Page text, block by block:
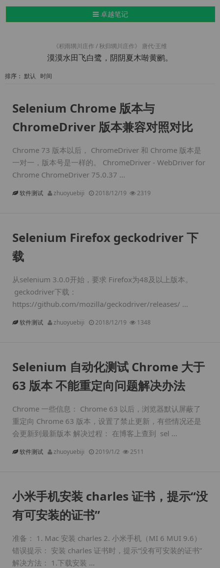
导航切换
卓越笔记
《积雨辋川庄作 / 秋归辋川庄作》 唐代·王维
漠漠水田飞白鹭，阴阴夏木啭黄鹂。
排序： 默认 时间
Selenium Chrome 版本与
ChromeDriver 版本兼容对照对比
Chrome 73 版本以后， ChromeDriver 和 Chrome 版本是
一对一，版本号是一样的。 ChromeDriver - WebDriver for
Chrome ChromeDriver 75.0.37 ...
软件测试 zhuoyuebiji 2018/12/19 2319
Selenium Firefox geckodriver 下
载
从selenium 3.0.0开始，要求 Firefox为48及以上版本。
geckodriver下载：
https://github.com/mozilla/geckodriver/releases/ ...
软件测试 zhuoyuebiji 2018/12/19 1348
Selenium 自动化测试 Chrome 大于
63 版本 不能重定向问题解决办法
Chrome 一些信息： Chrome 63 以后，浏览器默认屏蔽了
重定向 Chrome 63 版本，设置了禁止更新，有些情况还是
会更新到最新版本 解决过程： 在博客上查到 sel ...
软件测试 zhuoyuebiji 2019/1/2 2511
小米手机安装 charles 证书，提示“没
有可安装的证书”
准备： 1. Mac 安装 charles 2. 小米手机（MI 6 MUI 9.6）
错误提示： 安装 charles 证书时，提示“没有可安装的证书”
解决方法： 1.下载安装 ...